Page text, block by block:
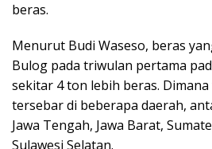
beras.
Menurut Budi Waseso, beras
Bulog pada triwulan pertama
sekitar 4 ton lebih beras.
tersebar di beberapa daerah,
Jawa Tengah, Jawa Barat,
Sulawesi Selatan.